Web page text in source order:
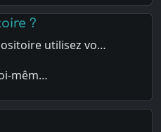
?
utilisez vo…
mêm…